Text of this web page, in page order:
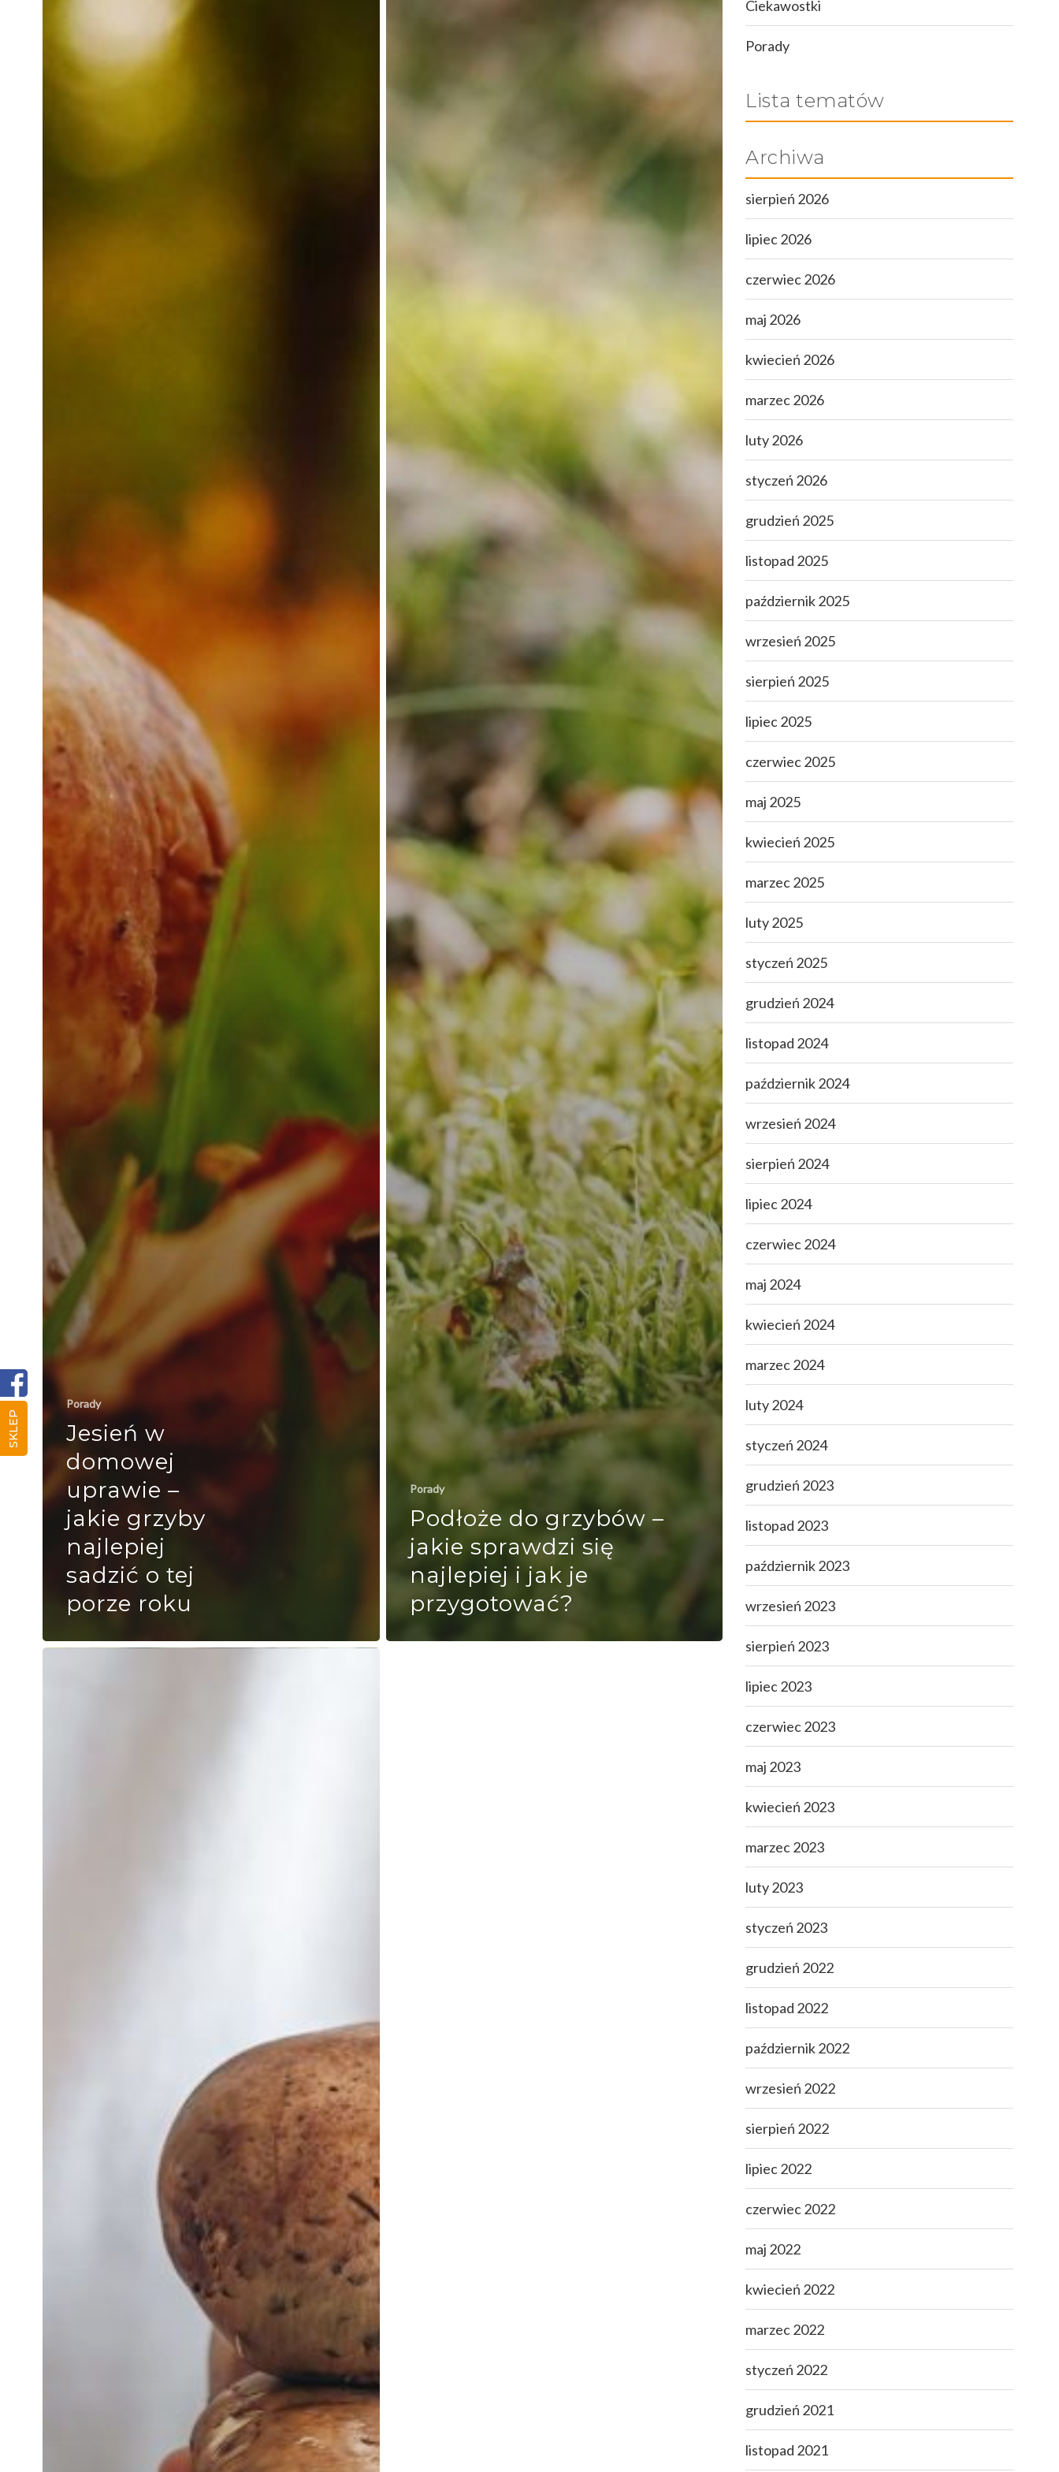
SKLEP
Porady
Jesień w
domowej
uprawie –
jakie grzyby
najlepiej
sadzić o tej
porze roku
Porady
Podłoże do grzybów –
jakie sprawdzi się
najlepiej i jak je
przygotować?
Ciekawostki
Porady
Lista tematów
Archiwa
sierpień 2026
lipiec 2026
czerwiec 2026
maj 2026
kwiecień 2026
marzec 2026
luty 2026
styczeń 2026
grudzień 2025
listopad 2025
październik 2025
wrzesień 2025
sierpień 2025
lipiec 2025
czerwiec 2025
maj 2025
kwiecień 2025
marzec 2025
luty 2025
styczeń 2025
grudzień 2024
listopad 2024
październik 2024
wrzesień 2024
sierpień 2024
lipiec 2024
czerwiec 2024
maj 2024
kwiecień 2024
marzec 2024
luty 2024
styczeń 2024
grudzień 2023
listopad 2023
październik 2023
wrzesień 2023
sierpień 2023
lipiec 2023
czerwiec 2023
maj 2023
kwiecień 2023
marzec 2023
luty 2023
styczeń 2023
grudzień 2022
listopad 2022
październik 2022
wrzesień 2022
sierpień 2022
lipiec 2022
czerwiec 2022
maj 2022
kwiecień 2022
marzec 2022
styczeń 2022
grudzień 2021
listopad 2021